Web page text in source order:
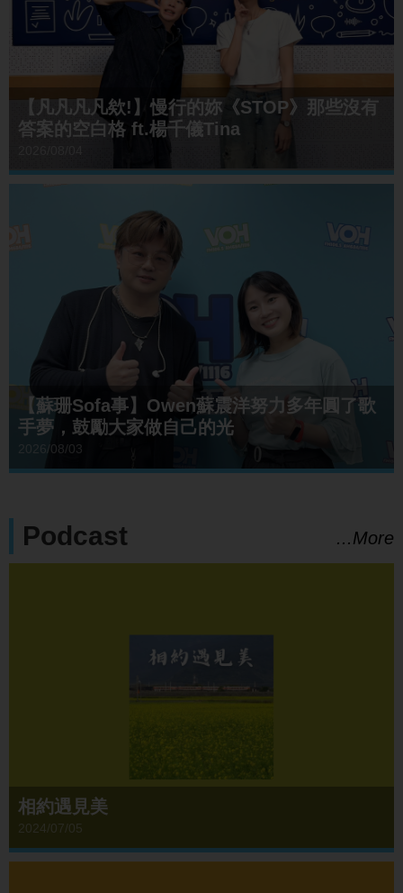
【凡凡凡凡欸!】慢行的妳《STOP》那些沒有
答案的空白格 ft.楊千儀Tina
【蘇珊Sofa事】Owen蘇震洋努力多年圓了歌
手夢，鼓勵大家做自己的光
2026/08/03
Podcast ...More
相約遇見美
2024/07/05